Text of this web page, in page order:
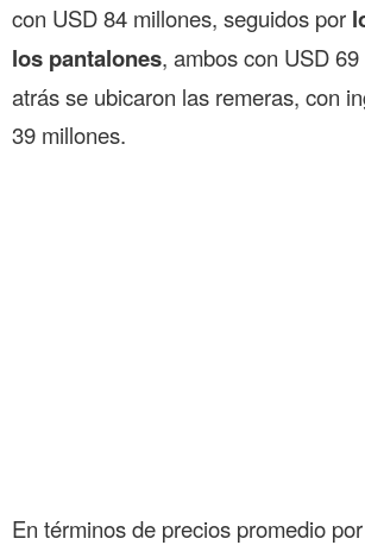
con USD 84 millones, seguidos por
los pantalones, ambos con USD
atrás se ubicaron las remeras, con
39 millones.
En términos de precios promedio